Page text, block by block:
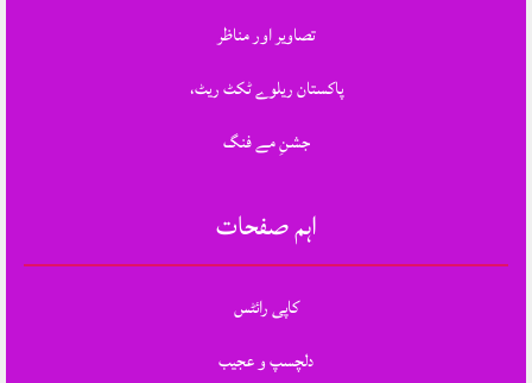
تصاویر اور مناظر
پاکستان ریلوے ٹکٹ ریٹ،
جشنِ مے فنگ
اہم صفحات
کاپی رائٹس
دلچسپ و عجیب